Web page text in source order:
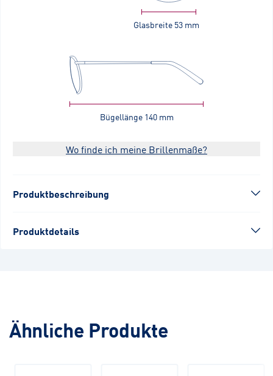
Glasbreite 53 mm
Bügellänge 140 mm
Wo finde ich meine Brillenmaße?
Produktbeschreibung
Produktdetails
Ähnliche Produkte